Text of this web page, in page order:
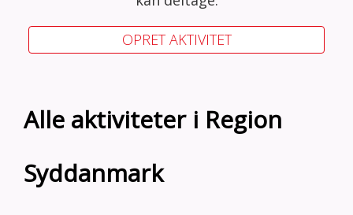
OPRET AKTIVITET
Alle aktiviteter i Region
Syddanmark